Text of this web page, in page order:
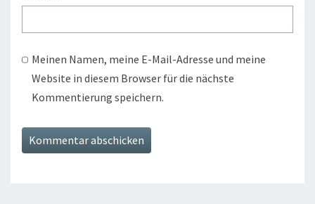
Meinen Namen, meine E-Mail-Adresse und meine
Website in diesem Browser für die nächste
Kommentierung speichern.